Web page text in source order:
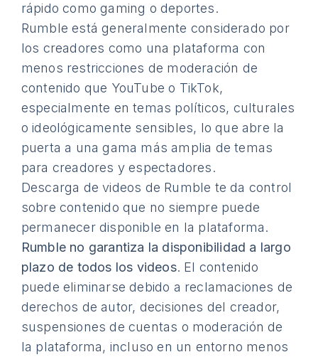
rápido como gaming o deportes.
Rumble está generalmente considerado por
los creadores como una plataforma con
menos restricciones de moderación de
contenido que YouTube o TikTok,
especialmente en temas políticos, culturales
o ideológicamente sensibles, lo que abre la
puerta a una gama más amplia de temas
para creadores y espectadores.
Descarga de videos de Rumble te da control
sobre contenido que no siempre puede
permanecer disponible en la plataforma.
Rumble no garantiza la disponibilidad a largo
plazo de todos los videos. El contenido
puede eliminarse debido a reclamaciones de
derechos de autor, decisiones del creador,
suspensiones de cuentas o moderación de
la plataforma, incluso en un entorno menos